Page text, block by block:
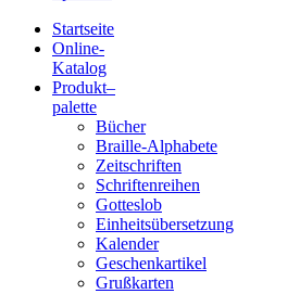
Blindenschrift-
Verlag
Druckerei
gGmbH
Startseite
Online-
Katalog
Produkt–
palette
Bücher
Braille-Alphabete
Zeitschriften
Schriftenreihen
Gotteslob
Einheitsübersetzung
Kalender
Geschenkartikel
Grußkarten